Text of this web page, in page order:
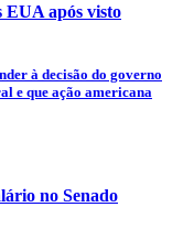
após visto
à decisão do governo
e que ação americana
no Senado